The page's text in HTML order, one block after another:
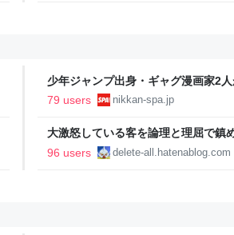
少年ジャンプ出身・ギャグ漫画家2
る。「ヘルニアで入院しても原稿は
79 users nikkan-spa.jp
大激怒している客を論理と理屈で
Dreamed
96 users delete-all.hatenablog.com